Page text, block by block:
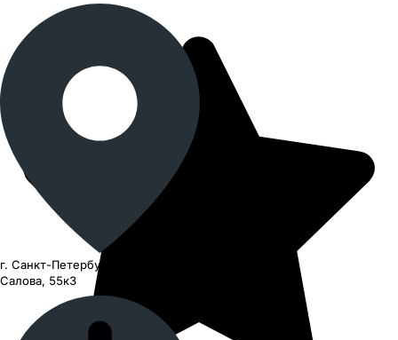
г. Санкт-Петербург, улица
Салова, 55к3